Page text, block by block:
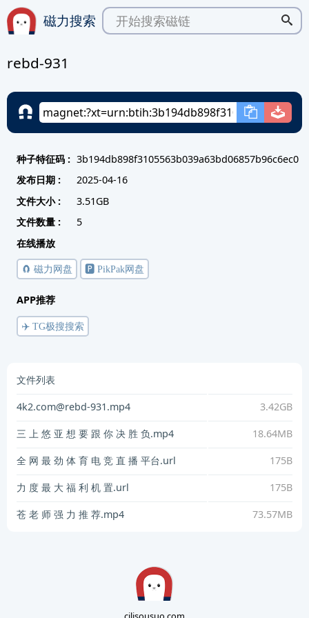
磁力搜索
rebd-931
种子特征码 : 3b194db898f3105563b039a63bd06857b96c6ec0
发布日期 :
2025-04-16
文件大小 :
3.51GB
文件数量 :
5
在线播放
🧲 磁力网盘 🅿️ PikPak网盘
APP推荐
✈️ TG极搜搜索
文件列表
4k2.com@rebd-931.mp4 3.42GB
三 上 悠 亚 想 要 跟 你 决 胜 负.mp4 18.64MB
全 网 最 劲 体 育 电 竞 直 播 平台.url 175B
力 度 最 大 福 利 机 置.url 175B
苍 老 师 强 力 推 荐.mp4 73.57MB